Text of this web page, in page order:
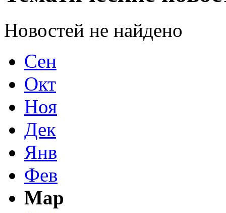
Новостей не найдено
Сен
Окт
Ноя
Дек
Янв
Фев
Мар